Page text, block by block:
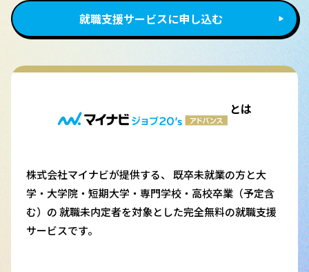
就職支援サービスに申し込む
とは
株式会社マイナビが提供する、 既卒未就業の方と大
学・大学院・短期大学・専門学校・高校卒業（予定含
む）の 就職未内定者を対象とした完全無料の就職支援
サービスです。